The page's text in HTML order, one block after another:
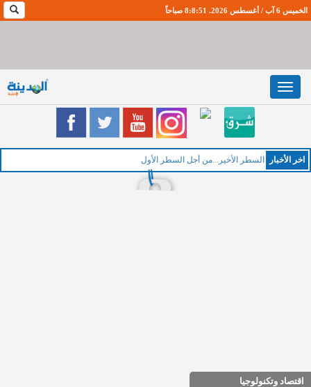
الخميس 6 آب / أغسطس 2026. 8:8:52 صباحاً
Toggle
navigation
اخر اﻷخبار السطر الأخير...من أجل السطر الأول
اقتصاد وتكنولوجيا